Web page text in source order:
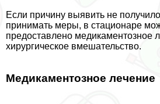
Если причину выявить не
принимать меры, в стационаре
предоставлено медикаментозное
хирургическое вмешательство.
Медикаментозное лечение